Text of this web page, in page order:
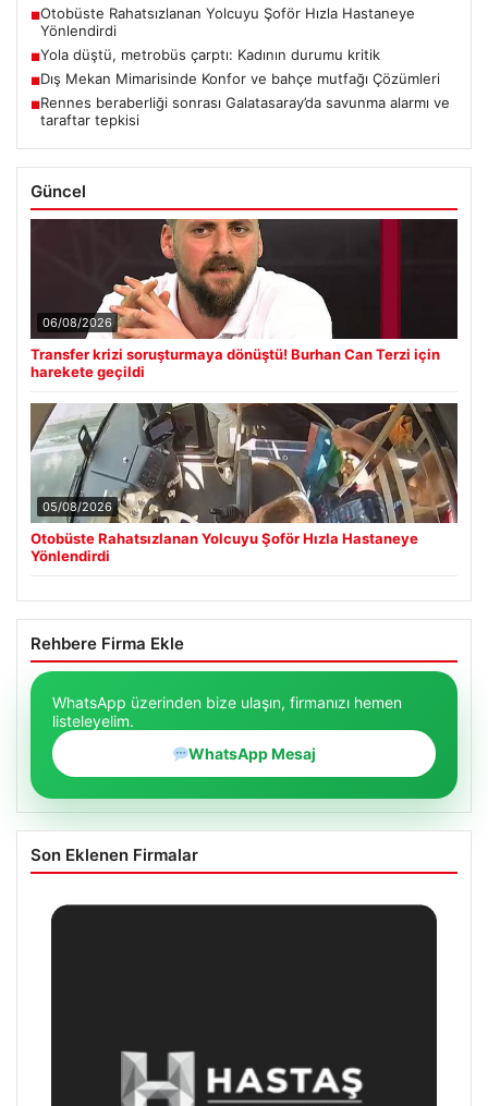
■Otobüste Rahatsızlanan Yolcuyu Şoför Hızla Hastaneye
Yönlendirdi
■Yola düştü, metrobüs çarptı: Kadının durumu kritik
■Dış Mekan Mimarisinde Konfor ve bahçe mutfağı Çözümleri
■Rennes beraberliği sonrası Galatasaray’da savunma alarmı ve
taraftar tepkisi
Güncel
06/08/2026
Transfer krizi soruşturmaya dönüştü! Burhan Can Terzi için
harekete geçildi
05/08/2026
Otobüste Rahatsızlanan Yolcuyu Şoför Hızla Hastaneye
Yönlendirdi
Rehbere Firma Ekle
WhatsApp üzerinden bize ulaşın, firmanızı hemen
listeleyelim.
WhatsApp Mesaj
Son Eklenen Firmalar